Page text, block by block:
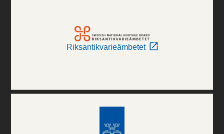
Riksantikvarieämbetet